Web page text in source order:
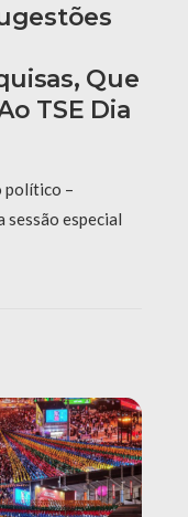
Que
TSE Dia
político –
especial